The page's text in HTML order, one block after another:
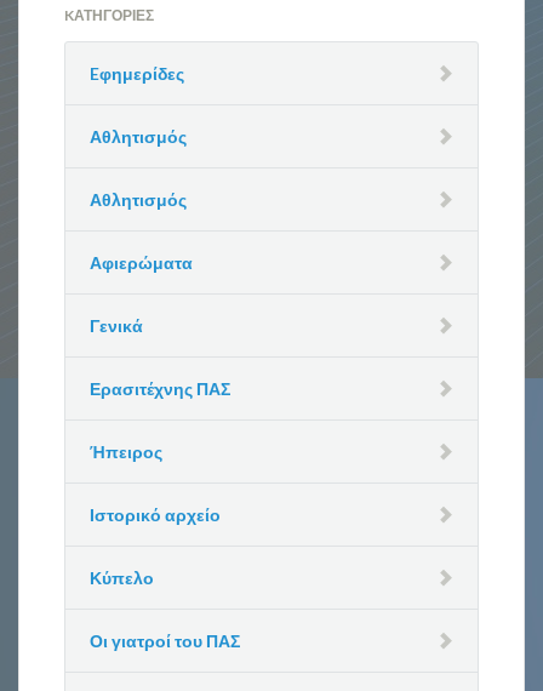
KΑΤΗΓΟΡΊΕΣ
Eφημερίδες
Αθλητισμός
Αθλητισμός
Αφιερώματα
Γενικά
Ερασιτέχνης ΠΑΣ
Ήπειρος
Ιστορικό αρχείο
Κύπελο
Οι γιατροί του ΠΑΣ